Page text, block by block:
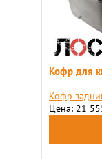
Кофр для
​Кофр
Цена: 21